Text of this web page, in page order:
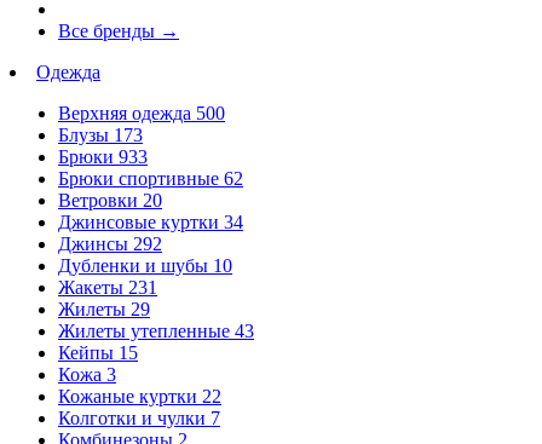
Все бренды →
Одежда
Верхняя одежда 500
Блузы 173
Брюки 933
Брюки спортивные 62
Ветровки 20
Джинсовые куртки 34
Джинсы 292
Дубленки и шубы 10
Жакеты 231
Жилеты 29
Жилеты утепленные 43
Кейпы 15
Кожа 3
Кожаные куртки 22
Колготки и чулки 7
Комбинезоны 2